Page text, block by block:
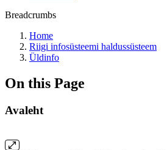
Breadcrumbs
Home
Riigi infosüsteemi haldussüsteem
Üldinfo
On this Page
Avaleht